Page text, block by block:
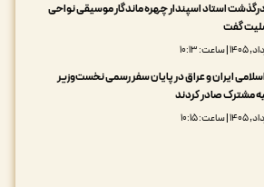
استاد اسپندار چهره ماندگار موسیقی نواحی
گفت
ایران و عراق در پایان سفر رسمی نخست‌وزیر
مشترک صادر کردند